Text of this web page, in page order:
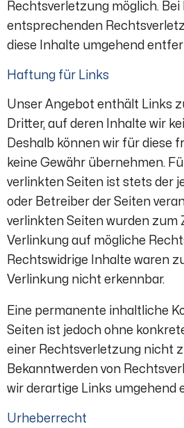
Rechtsverletzung möglich.
entsprechenden
diese Inhalte umgehend
Haftung für Links
Unser Angebot enthält Links
Dritter, auf deren Inhalte wir
Deshalb können wir für diese
keine Gewähr übernehmen.
verlinkten Seiten ist stets der
oder Betreiber der Seiten
verlinkten Seiten wurden zum
Verlinkung auf mögliche
Rechtswidrige Inhalte waren
Verlinkung nicht erkennbar.
Eine permanente inhaltliche
Seiten ist jedoch ohne
einer Rechtsverletzung nicht
Bekanntwerden von
wir derartige Links umgehend
Urheberrecht